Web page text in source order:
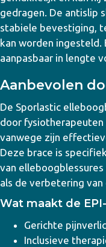
gedragen. De antislip
stabiele bevestiging,
kan worden ingesteld.
aanpasbaar in lengte
Aanbevolen
De Sporlastic
door
vanwege zijn
Deze brace is
van
als de verbetering
Wat maakt de
Gerichte
Inclusieve